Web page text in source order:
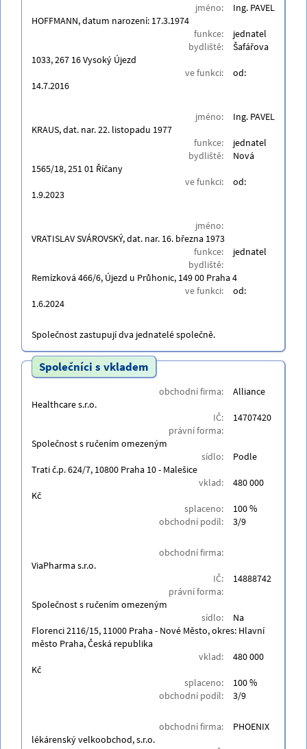
jméno:
Ing. PAVEL
HOFFMANN, datum narození: 17.3.1974
funkce:
jednatel
bydliště:
Šafářova
1033, 267 16 Vysoký Újezd
ve funkci:
od:
14.7.2016
jméno:
Ing. PAVEL
KRAUS, dat. nar. 22. listopadu 1977
funkce:
jednatel
bydliště:
Nová
1565/18, 251 01 Říčany
ve funkci:
od:
1.9.2023
jméno:
VRATISLAV SVÁROVSKÝ, dat. nar. 16. března 1973
funkce:
jednatel
bydliště:
Remízková 466/6, Újezd u Průhonic, 149 00 Praha 4
ve funkci:
od:
1.6.2024
Společnost zastupují dva jednatelé společně.
Společníci s vkladem
obchodní firma:
Alliance
Healthcare s.r.o.
IČ:
14707420
právní forma:
Společnost s ručením omezeným
sídlo:
Podle
Trati č.p. 624/7, 10800 Praha 10 - Malešice
vklad:
480 000
Kč
splaceno:
100 %
obchodní podíl:
3/9
obchodní firma:
ViaPharma s.r.o.
IČ:
14888742
právní forma:
Společnost s ručením omezeným
sídlo:
Na
Florenci 2116/15, 11000 Praha - Nové Město, okres: Hlavní
město Praha, Česká republika
vklad:
480 000
Kč
splaceno:
100 %
obchodní podíl:
3/9
obchodní firma:
PHOENIX
lékárenský velkoobchod, s.r.o.